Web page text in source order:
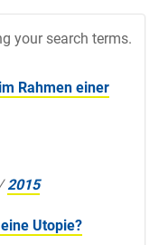
your search terms.
(newest first)
Rahmen einer
2015
Utopie?